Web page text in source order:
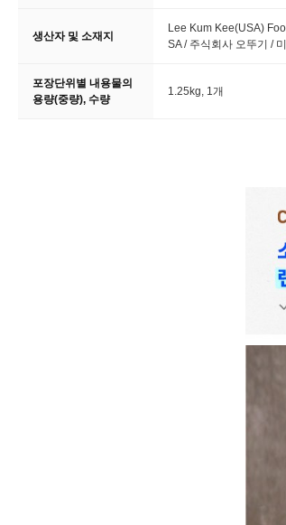
생산자 및 소재지
Lee Kum Kee(USA)
SA / 주식회사 오뚜기 /
포장단위별 내용물의
용량(중량), 수량
1.25kg, 1개